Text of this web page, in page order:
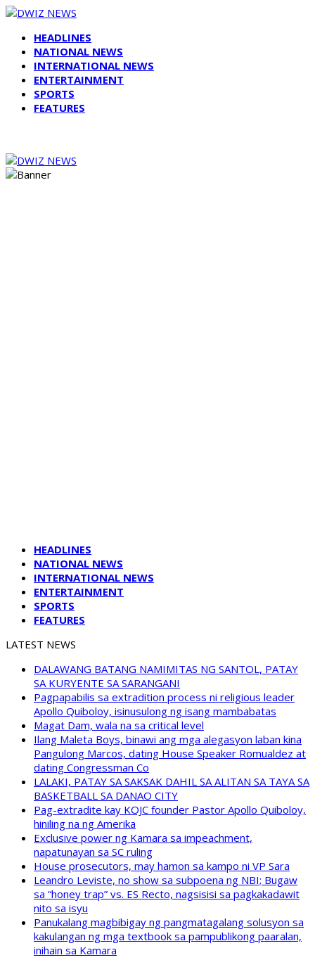
HEADLINES
NATIONAL NEWS
INTERNATIONAL NEWS
ENTERTAINMENT
SPORTS
FEATURES
HEADLINES
NATIONAL NEWS
INTERNATIONAL NEWS
ENTERTAINMENT
SPORTS
FEATURES
LATEST NEWS
DALAWANG BATANG NAMIMITAS NG SANTOL, PATAY
SA KURYENTE SA SARANGANI
Pagpapabilis sa extradition process ni religious leader
Apollo Quiboloy, isinusulong ng isang mambabatas
Magat Dam, wala na sa critical level
Ilang Maleta Boys, binawi ang mga alegasyon laban kina
Pangulong Marcos, dating House Speaker Romualdez at
dating Congressman Co
LALAKI, PATAY SA SAKSAK DAHIL SA ALITAN SA TAYA SA
BASKETBALL SA DANAO CITY
Pag-extradite kay KOJC founder Pastor Apollo Quiboloy,
hiniling na ng Amerika
Exclusive power ng Kamara sa impeachment,
napatunayan sa SC ruling
House prosecutors, may hamon sa kampo ni VP Sara
Leandro Leviste, no show sa subpoena ng NBI; Bugaw
sa “honey trap” vs. ES Recto, nagsisisi sa pagkakadawit
nito sa isyu
Panukalang magbibigay ng pangmatagalang solusyon sa
kakulangan ng mga textbook sa pampublikong paaralan,
inihain sa Kamara